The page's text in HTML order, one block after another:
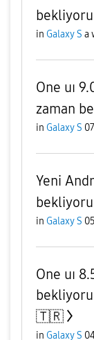
in Galaxy S a
One uı
zaman
in Galaxy S
Yeni
in Galaxy S
One uı
🇹🇷
in Galaxy S